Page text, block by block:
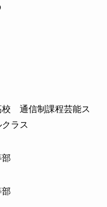
校 通信制課程芸能ス
ラス